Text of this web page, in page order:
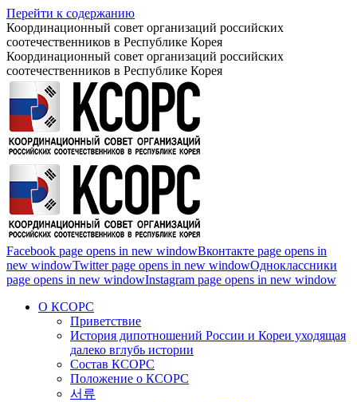
Перейти к содержанию
Координационный совет организаций российских
соотечественников в Республике Корея
Координационный совет организаций российских
соотечественников в Республике Корея
Facebook page opens in new windowВконтакте page opens in
new windowTwitter page opens in new windowОдноклассники
page opens in new windowInstagram page opens in new window
О КСОРС
Приветствие
История дипотношений России и Кореи уходящая
далеко вглубь истории
Состав КСОРС
Положение о КСОРС
서류